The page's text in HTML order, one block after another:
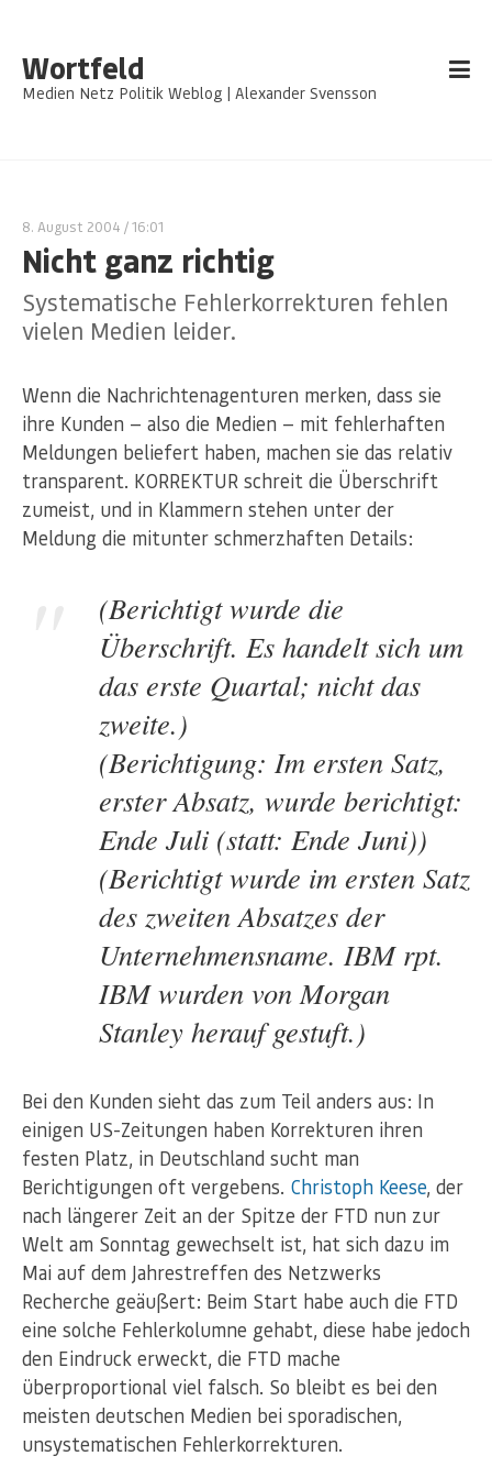
Wortfeld
Medien Netz Politik Weblog | Alexander Svensson
8. August 2004 / 16:01
Nicht ganz richtig
Systematische Fehlerkorrekturen fehlen
vielen Medien leider.
Wenn die Nachrichtenagenturen merken, dass sie
ihre Kunden — also die Medien — mit fehlerhaften
Meldungen beliefert haben, machen sie das relativ
transparent. KORREKTUR schreit die Überschrift
zumeist, und in Klammern stehen unter der
Meldung die mitunter schmerzhaften Details:
(Berichtigt wurde die
Überschrift. Es handelt sich um
das erste Quartal; nicht das
zweite.)
(Berichtigung: Im ersten Satz,
erster Absatz, wurde berichtigt:
Ende Juli (statt: Ende Juni))
(Berichtigt wurde im ersten Satz
des zweiten Absatzes der
Unternehmensname. IBM rpt.
IBM wurden von Morgan
Stanley herauf gestuft.)
Bei den Kunden sieht das zum Teil anders aus: In
einigen US-Zeitungen haben Korrekturen ihren
festen Platz, in Deutschland sucht man
Berichtigungen oft vergebens. Christoph Keese, der
nach längerer Zeit an der Spitze der FTD nun zur
Welt am Sonntag gewechselt ist, hat sich dazu im
Mai auf dem Jahrestreffen des Netzwerks
Recherche geäußert: Beim Start habe auch die FTD
eine solche Fehlerkolumne gehabt, diese habe jedoch
den Eindruck erweckt, die FTD mache
überproportional viel falsch. So bleibt es bei den
meisten deutschen Medien bei sporadischen,
unsystematischen Fehlerkorrekturen.